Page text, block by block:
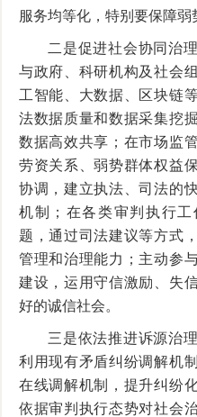
服务均等化，特别要保障弱
二是促进社会协同治
与政府、科研机构及社会
工智能、大数据、区块链
法数据质量和数据采集挖
数据高效共享；在市场监
劳资关系、弱势群体权益
协调，建立执法、司法的
机制；在各类审判执行工
题，通过司法建议等方式
管理和治理能力；主动参
建设，运用守信激励、失
好的诚信社会。
三是依法推进诉源治
利用现有矛盾纠纷调解机
在线调解机制，提升纠纷
依据审判执行态势对社会